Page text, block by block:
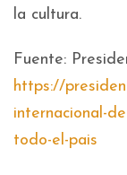
la cultura.
Fuente:
https://
internacional-
todo-el-pais